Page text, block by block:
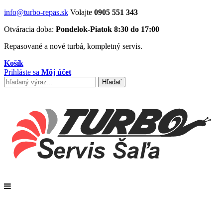
info@turbo-repas.sk Volajte 0905 551 343
Otváracia doba: Pondelok-Piatok 8:30 do 17:00
Repasované a nové turbá, kompletný servis.
Košík
Prihláste sa Môj účet